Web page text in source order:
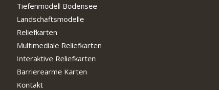
Tiefenmodell Bodensee
Landschaftsmodelle
Reliefkarten
Multimediale Reliefkarten
Interaktive Reliefkarten
Barrierearme Karten
Kontakt